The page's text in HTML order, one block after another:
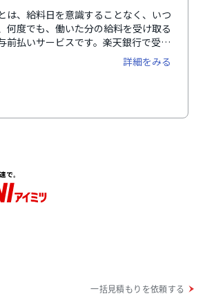
は、給料日を意識することなく、いつ
何度でも、働いた分の給料を受け取る
前払いサービスです。楽天銀行で受け
緒に楽天ポイントももらうことができ
料もかかりません。もちろん、楽天銀
でも受け取り可能です。「立替型」や
詳細をみる
一括見積もりを依頼する